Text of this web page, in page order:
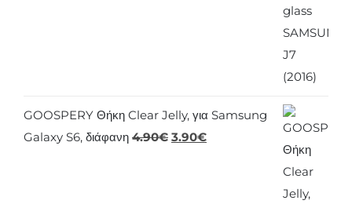
GOOSPERY Θήκη Clear Jelly, για Samsung
Galaxy S6, διάφανη 4.90€ Original
3.90€Η